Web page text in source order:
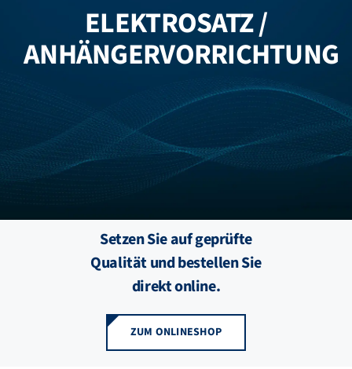
BPW MARKEN
FZB ALU
BLOG
KATALOGE
ELEKTROSATZ /
ANHÄNGERVORRICHTUNG
Setzen Sie auf geprüfte
Qualität und bestellen Sie
direkt online.
ZUM ONLINESHOP